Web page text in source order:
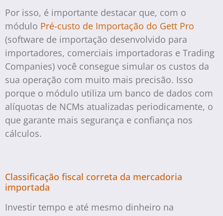
Por isso, é importante destacar que, com o
módulo Pré-custo de Importação do Gett Pro
(software de importação desenvolvido para
importadores, comerciais importadoras e Trading
Companies) você consegue simular os custos da
sua operação com muito mais precisão. Isso
porque o módulo utiliza um banco de dados com
alíquotas de NCMs atualizadas periodicamente, o
que garante mais segurança e confiança nos
cálculos.
Classificação fiscal correta da mercadoria
importada
Investir tempo e até mesmo dinheiro na